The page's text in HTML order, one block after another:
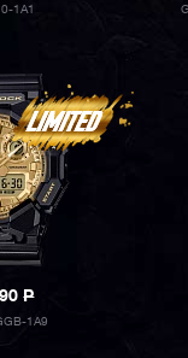
1A1
P
1A9